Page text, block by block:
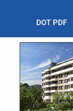
DOT PDF